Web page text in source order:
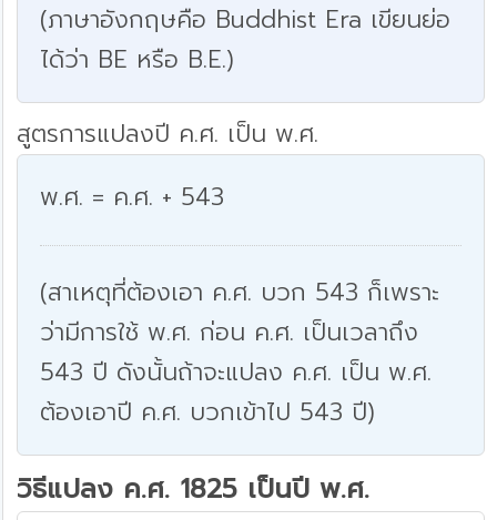
(ภาษาอังกฤษคือ Buddhist Era เขียนย่อ
ได้ว่า BE หรือ B.E.)
สูตรการแปลงปี ค.ศ. เป็น พ.ศ.
พ.ศ. = ค.ศ. + 543
(สาเหตุที่ต้องเอา ค.ศ. บวก 543 ก็เพราะ
ว่ามีการใช้ พ.ศ. ก่อน ค.ศ. เป็นเวลาถึง
543 ปี ดังนั้นถ้าจะแปลง ค.ศ. เป็น พ.ศ.
ต้องเอาปี ค.ศ. บวกเข้าไป 543 ปี)
วิธีแปลง ค.ศ. 1825 เป็นปี พ.ศ.